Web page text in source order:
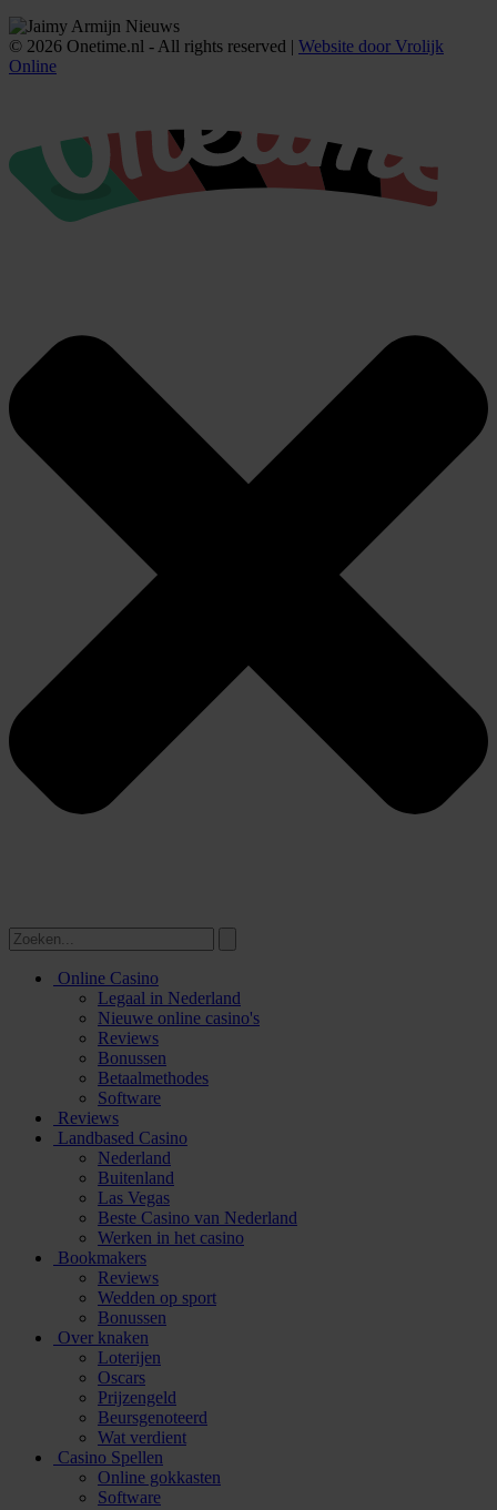
© 2026 Onetime.nl - All rights reserved | Website door Vrolijk
Online
Online Casino
Legaal in Nederland
Nieuwe online casino's
Reviews
Bonussen
Betaalmethodes
Software
Reviews
Landbased Casino
Nederland
Buitenland
Las Vegas
Beste Casino van Nederland
Werken in het casino
Bookmakers
Reviews
Wedden op sport
Bonussen
Over knaken
Loterijen
Oscars
Prijzengeld
Beursgenoteerd
Wat verdient
Casino Spellen
Online gokkasten
Software